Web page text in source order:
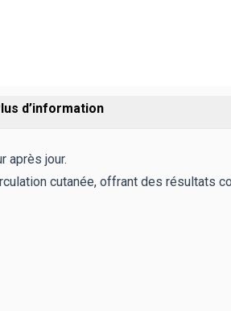
d’information
après jour.
cutanée, offrant des résultats